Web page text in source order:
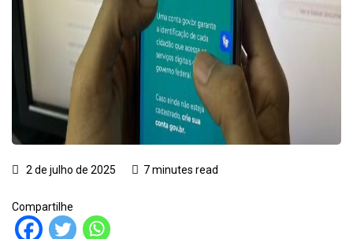
2 de julho de 2025 7 minutes read
Compartilhe